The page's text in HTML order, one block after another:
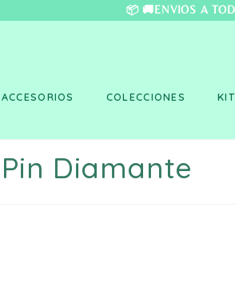
📦
ACCESORIOS COLECCIONES
Diamante